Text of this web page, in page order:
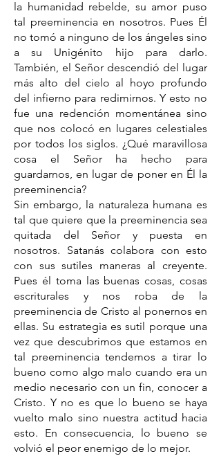
la humanidad rebelde, su amor puso
tal preeminencia en nosotros. Pues Él
no tomó a ninguno de los ángeles sino
a su Unigénito hijo para darlo.
También, el Señor descendió del lugar
más alto del cielo al hoyo profundo
del infierno para redimirnos. Y esto no
fue una redención momentánea sino
que nos colocó en lugares celestiales
por todos los siglos. ¿Qué maravillosa
cosa el Señor ha hecho para
guardarnos, en lugar de poner en Él la
preeminencia?
Sin embargo, la naturaleza humana es
tal que quiere que la preeminencia sea
quitada del Señor y puesta en
nosotros. Satanás colabora con esto
con sus sutiles maneras al creyente.
Pues él toma las buenas cosas, cosas
escriturales y nos roba de la
preeminencia de Cristo al ponernos en
ellas. Su estrategia es sutil porque una
vez que descubrimos que estamos en
tal preeminencia tendemos a tirar lo
bueno como algo malo cuando era un
medio necesario con un fin, conocer a
Cristo. Y no es que lo bueno se haya
vuelto malo sino nuestra actitud hacia
esto. En consecuencia, lo bueno se
volvió el peor enemigo de lo mejor.